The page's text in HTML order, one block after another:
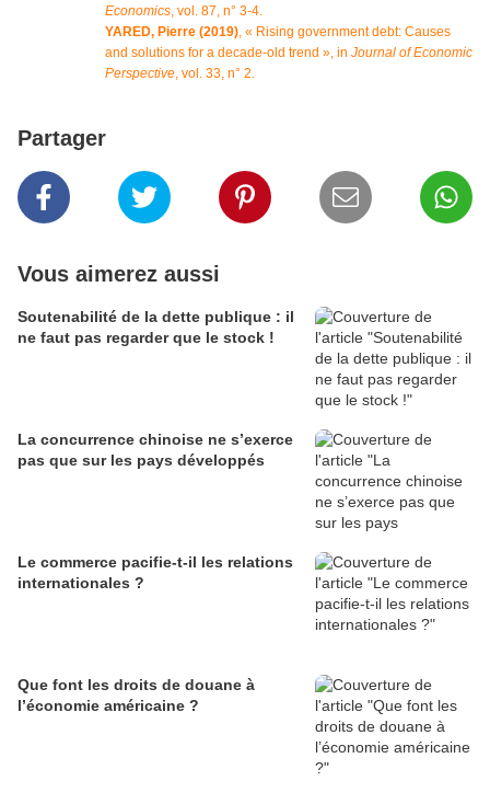
Economics, vol. 87, n° 3-4.
YARED, Pierre (2019), « Rising government debt: Causes
and solutions for a decade-old trend », in Journal of Economic
Perspective, vol. 33, n° 2.
Partager
Vous aimerez aussi
Soutenabilité de la dette publique : il
ne faut pas regarder que le stock !
La concurrence chinoise ne s’exerce
pas que sur les pays développés
Le commerce pacifie-t-il les relations
internationales ?
Que font les droits de douane à
l’économie américaine ?